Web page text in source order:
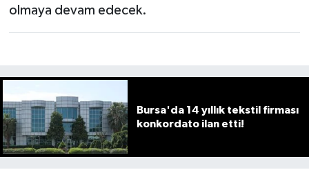
olmaya devam edecek.
Bursa'da 14 yıllık tekstil firması
konkordato ilan etti!